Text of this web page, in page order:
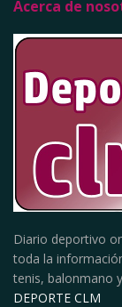
Acerca de
Diario deportivo
toda la
tenis, balonmano
DEPORTE CLM